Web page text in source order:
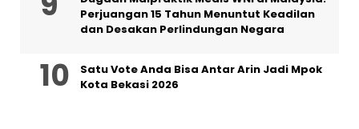
Perjuangan 15 Tahun Menuntut Keadilan
dan Desakan Perlindungan Negara
Satu Vote Anda Bisa Antar Arin Jadi Mpok
Kota Bekasi 2026